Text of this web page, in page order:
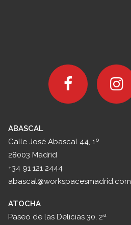
ABASCAL
Calle José Abascal 44, 1º
28003 Madrid
+34 91 121 2444
abascal@workspacesmadrid.com
ATOCHA
Paseo de las Delicias 30, 2ª